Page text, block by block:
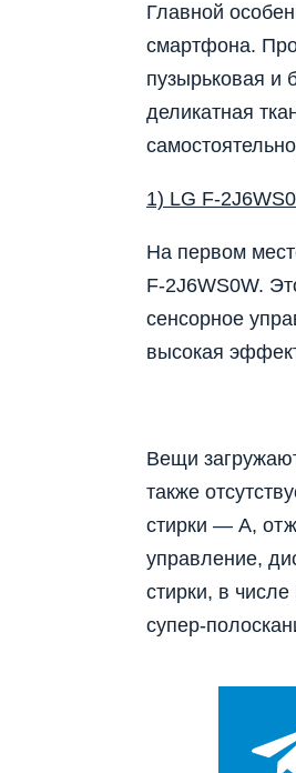
Главной
смартфона.
пузырьковая и
деликатная
1) LG F-
На первом
F-2J6WS0W.
сенсорное
высокая
Вещи
также
стирки — А,
управление,
стирки, в
супер-